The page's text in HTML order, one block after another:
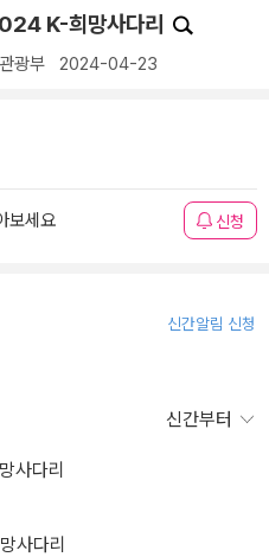
K-희망사다리
광부 2024-04-23
보세요 신청
신간알림 신청
신간부터
사다리
사다리